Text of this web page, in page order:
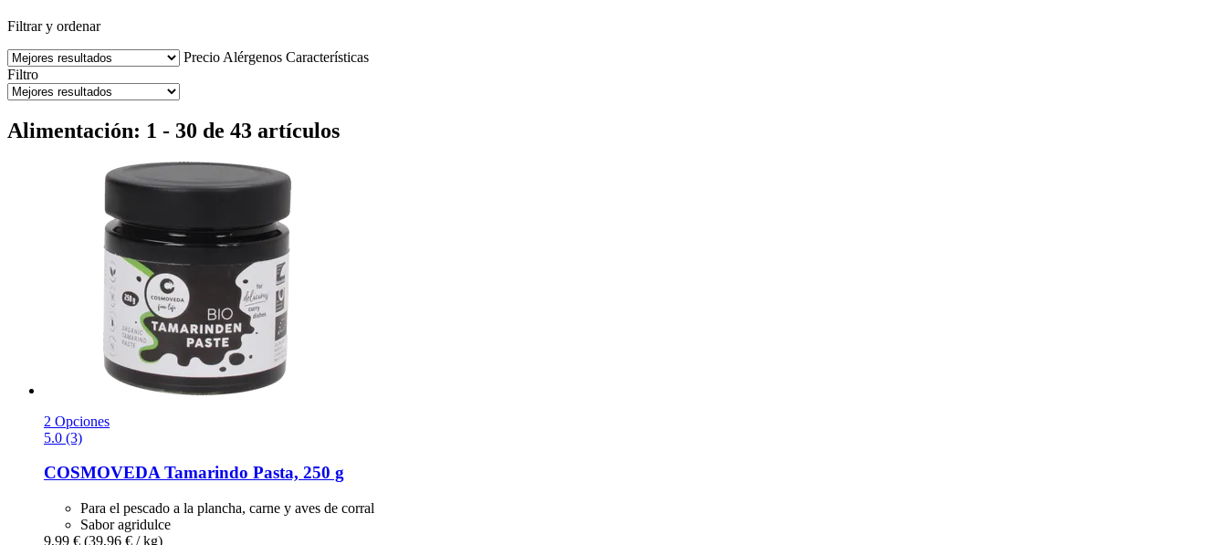
Filtrar y ordenar
Precio Alérgenos Características
Filtro
Alimentación: 1 - 30 de 43 artículos
2 Opciones
5.0 (3)
COSMOVEDATamarindo Pasta, 250 g
Para el pescado a la plancha, carne y aves de corral
Sabor agridulce
9,99 € (39,96 € / kg)